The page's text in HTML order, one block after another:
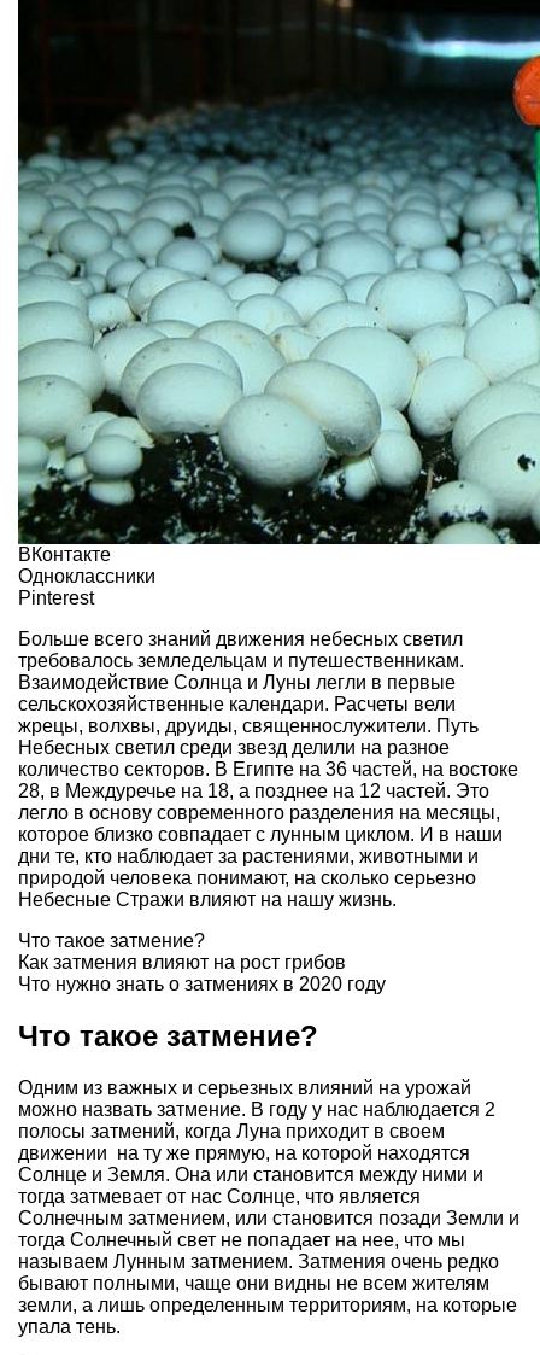
ВКонтакте
Одноклассники
Pinterest
Больше всего знаний движения небесных светил
требовалось земледельцам и путешественникам.
Взаимодействие Солнца и Луны легли в первые
сельскохозяйственные календари. Расчеты вели
жрецы, волхвы, друиды, священнослужители. Путь
Небесных светил среди звезд делили на разное
количество секторов. В Египте на 36 частей, на востоке
28, в Междуречье на 18, а позднее на 12 частей. Это
легло в основу современного разделения на месяцы,
которое близко совпадает с лунным циклом. И в наши
дни те, кто наблюдает за растениями, животными и
природой человека понимают, на сколько серьезно
Небесные Стражи влияют на нашу жизнь.
Что такое затмение?
Как затмения влияют на рост грибов
Что нужно знать о затмениях в 2020 году
Что такое затмение?
Одним из важных и серьезных влияний на урожай
можно назвать затмение. В году у нас наблюдается 2
полосы затмений, когда Луна приходит в своем
движении на ту же прямую, на которой находятся
Солнце и Земля. Она или становится между ними и
тогда затмевает от нас Солнце, что является
Солнечным затмением, или становится позади Земли и
тогда Солнечный свет не попадает на нее, что мы
называем Лунным затмением. Затмения очень редко
бывают полными, чаще они видны не всем жителям
земли, а лишь определенным территориям, на которые
упала тень.